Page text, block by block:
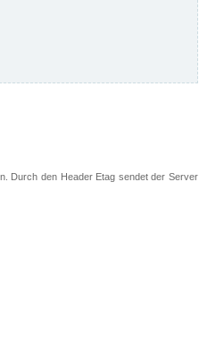
Durch den Header Etag sendet der Server